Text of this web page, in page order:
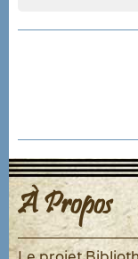
À Propos